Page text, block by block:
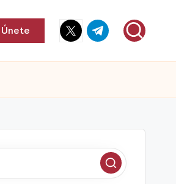
Únete
Elemento
del
Elemento
del